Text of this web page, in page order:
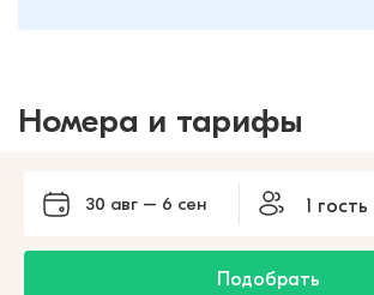
Номера и тарифы
30 авг – 6 сен 1 гость
Подобрать